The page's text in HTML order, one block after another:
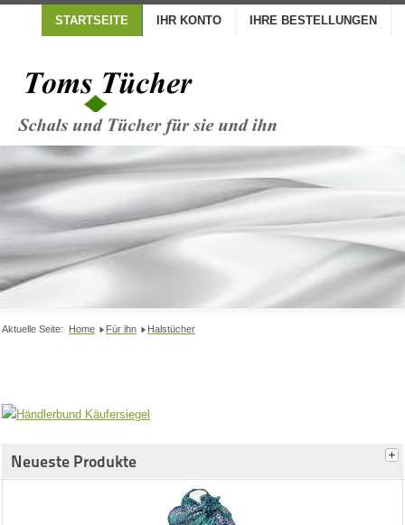
STARTSEITE IHR KONTO IHRE BESTELLUNGEN
Aktuelle Seite: Home Für ihn Halstücher
Neueste Produkte